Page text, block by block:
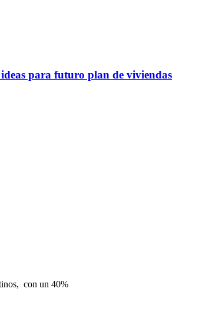
para futuro plan de viviendas
con un 40%